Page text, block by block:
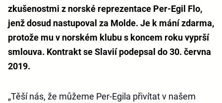
zkušenostmi z norské reprezentace Per-Egil Flo,
jenž dosud nastupoval za Molde. Je k mání zdarma,
protože mu v norském klubu s koncem roku vyprší
smlouva. Kontrakt se Slavií podepsal do 30. června
2019.
„Těší nás, že můžeme Per-Egila přivítat v našem